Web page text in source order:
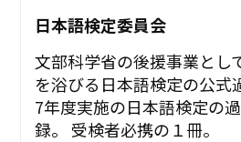
日本語検定委員会
文部科学省の後援事業とし
を浴びる日本語検定の公式
7年度実施の日本語検定の
録。 受検者必携の１冊。